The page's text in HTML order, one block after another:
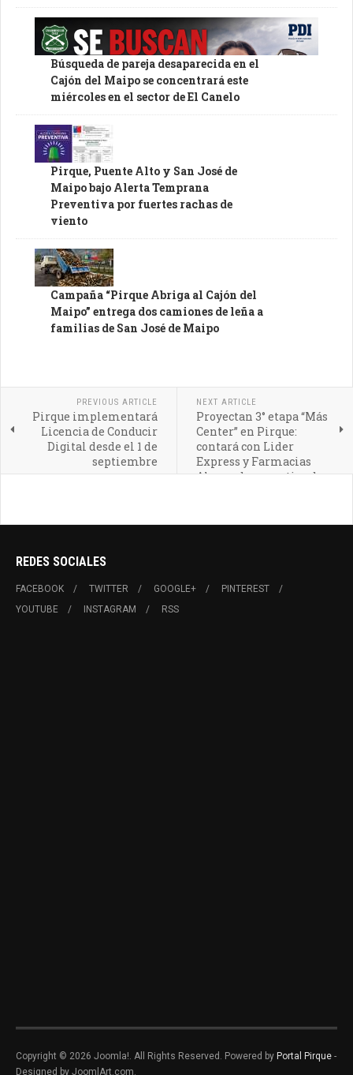
Búsqueda de pareja desaparecida en el
Cajón del Maipo se concentrará este
miércoles en el sector de El Canelo
Pirque, Puente Alto y San José de
Maipo bajo Alerta Temprana
Preventiva por fuertes rachas de
viento
Campaña “Pirque Abriga al Cajón del
Maipo” entrega dos camiones de leña a
familias de San José de Maipo
PREVIOUS ARTICLE
Pirque implementará
Licencia de Conducir
Digital desde el 1 de
septiembre
NEXT ARTICLE
Proyectan 3° etapa “Más
Center” en Pirque:
contará con Lider
Express y Farmacias
Ahumada como tiendas
REDES SOCIALES
FACEBOOK TWITTER GOOGLE+
PINTEREST
YOUTUBE
INSTAGRAM RSS
Copyright © 2026 Joomla!. All Rights Reserved. Powered by Portal Pirque -
Designed by JoomlArt.com.